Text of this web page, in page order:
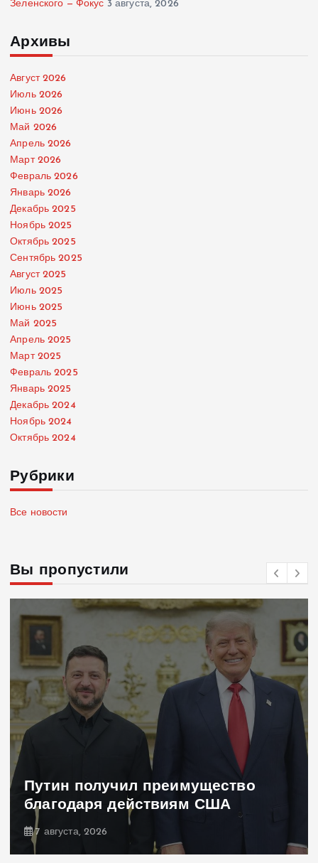
Зеленского — Фокус 3 августа, 2026
Архивы
Август 2026
Июль 2026
Июнь 2026
Май 2026
Апрель 2026
Март 2026
Февраль 2026
Январь 2026
Декабрь 2025
Ноябрь 2025
Октябрь 2025
Сентябрь 2025
Август 2025
Июль 2025
Июнь 2025
Май 2025
Апрель 2025
Март 2025
Февраль 2025
Январь 2025
Декабрь 2024
Ноябрь 2024
Октябрь 2024
Рубрики
Все новости
Вы пропустили
Путин получил преимущество
благодаря действиям США
7 августа, 2026